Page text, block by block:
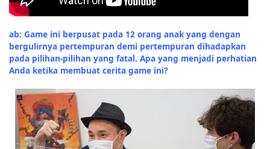
ab: Game ini berpusat pada 12 orang anak yang dengan
bergulirnya pertempuran demi pertempuran dihadapkan
pada pilihan-pilihan yang fatal. Apa yang menjadi perhatian
Anda ketika membuat cerita game ini?